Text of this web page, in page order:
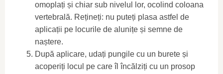
omoplați și chiar sub nivelul lor, ocolind coloana
vertebrală. Rețineți: nu puteți plasa astfel de
aplicații pe locurile de alunițe și semne de
naștere.
După aplicare, udați pungile cu un burete și
acoperiți locul pe care îl încălziți cu un prosop